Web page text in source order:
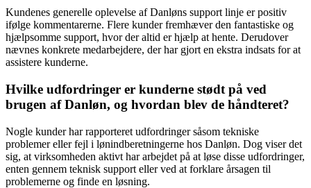
Kundenes generelle oplevelse af Danløns support linje er positiv
ifølge kommentarerne. Flere kunder fremhæver den fantastiske og
hjælpsomme support, hvor der altid er hjælp at hente. Derudover
nævnes konkrete medarbejdere, der har gjort en ekstra indsats for at
assistere kunderne.
Hvilke udfordringer er kunderne stødt på ved
brugen af Danløn, og hvordan blev de håndteret?
Nogle kunder har rapporteret udfordringer såsom tekniske
problemer eller fejl i lønindberetningerne hos Danløn. Dog viser det
sig, at virksomheden aktivt har arbejdet på at løse disse udfordringer,
enten gennem teknisk support eller ved at forklare årsagen til
problemerne og finde en løsning.